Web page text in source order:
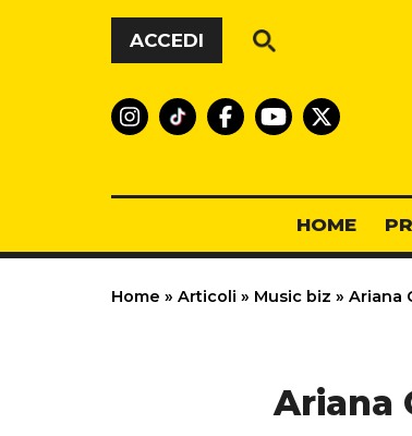
Vai al contenuto
ACCEDI
HOME
Home » Articoli » Music biz » Ariana
Ariana